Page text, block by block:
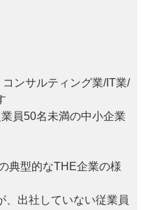
ンサルティング業/IT業/
員50名未満の中小企業
典型的なTHE企業の様
、出社していない従業員